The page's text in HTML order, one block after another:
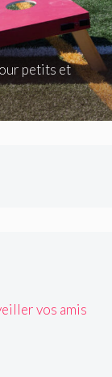
petits et
vos amis